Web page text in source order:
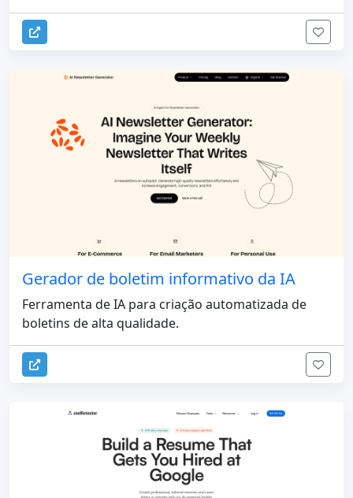
Gerador de boletim informativo da IA
Ferramenta de IA para criação automatizada de
boletins de alta qualidade.